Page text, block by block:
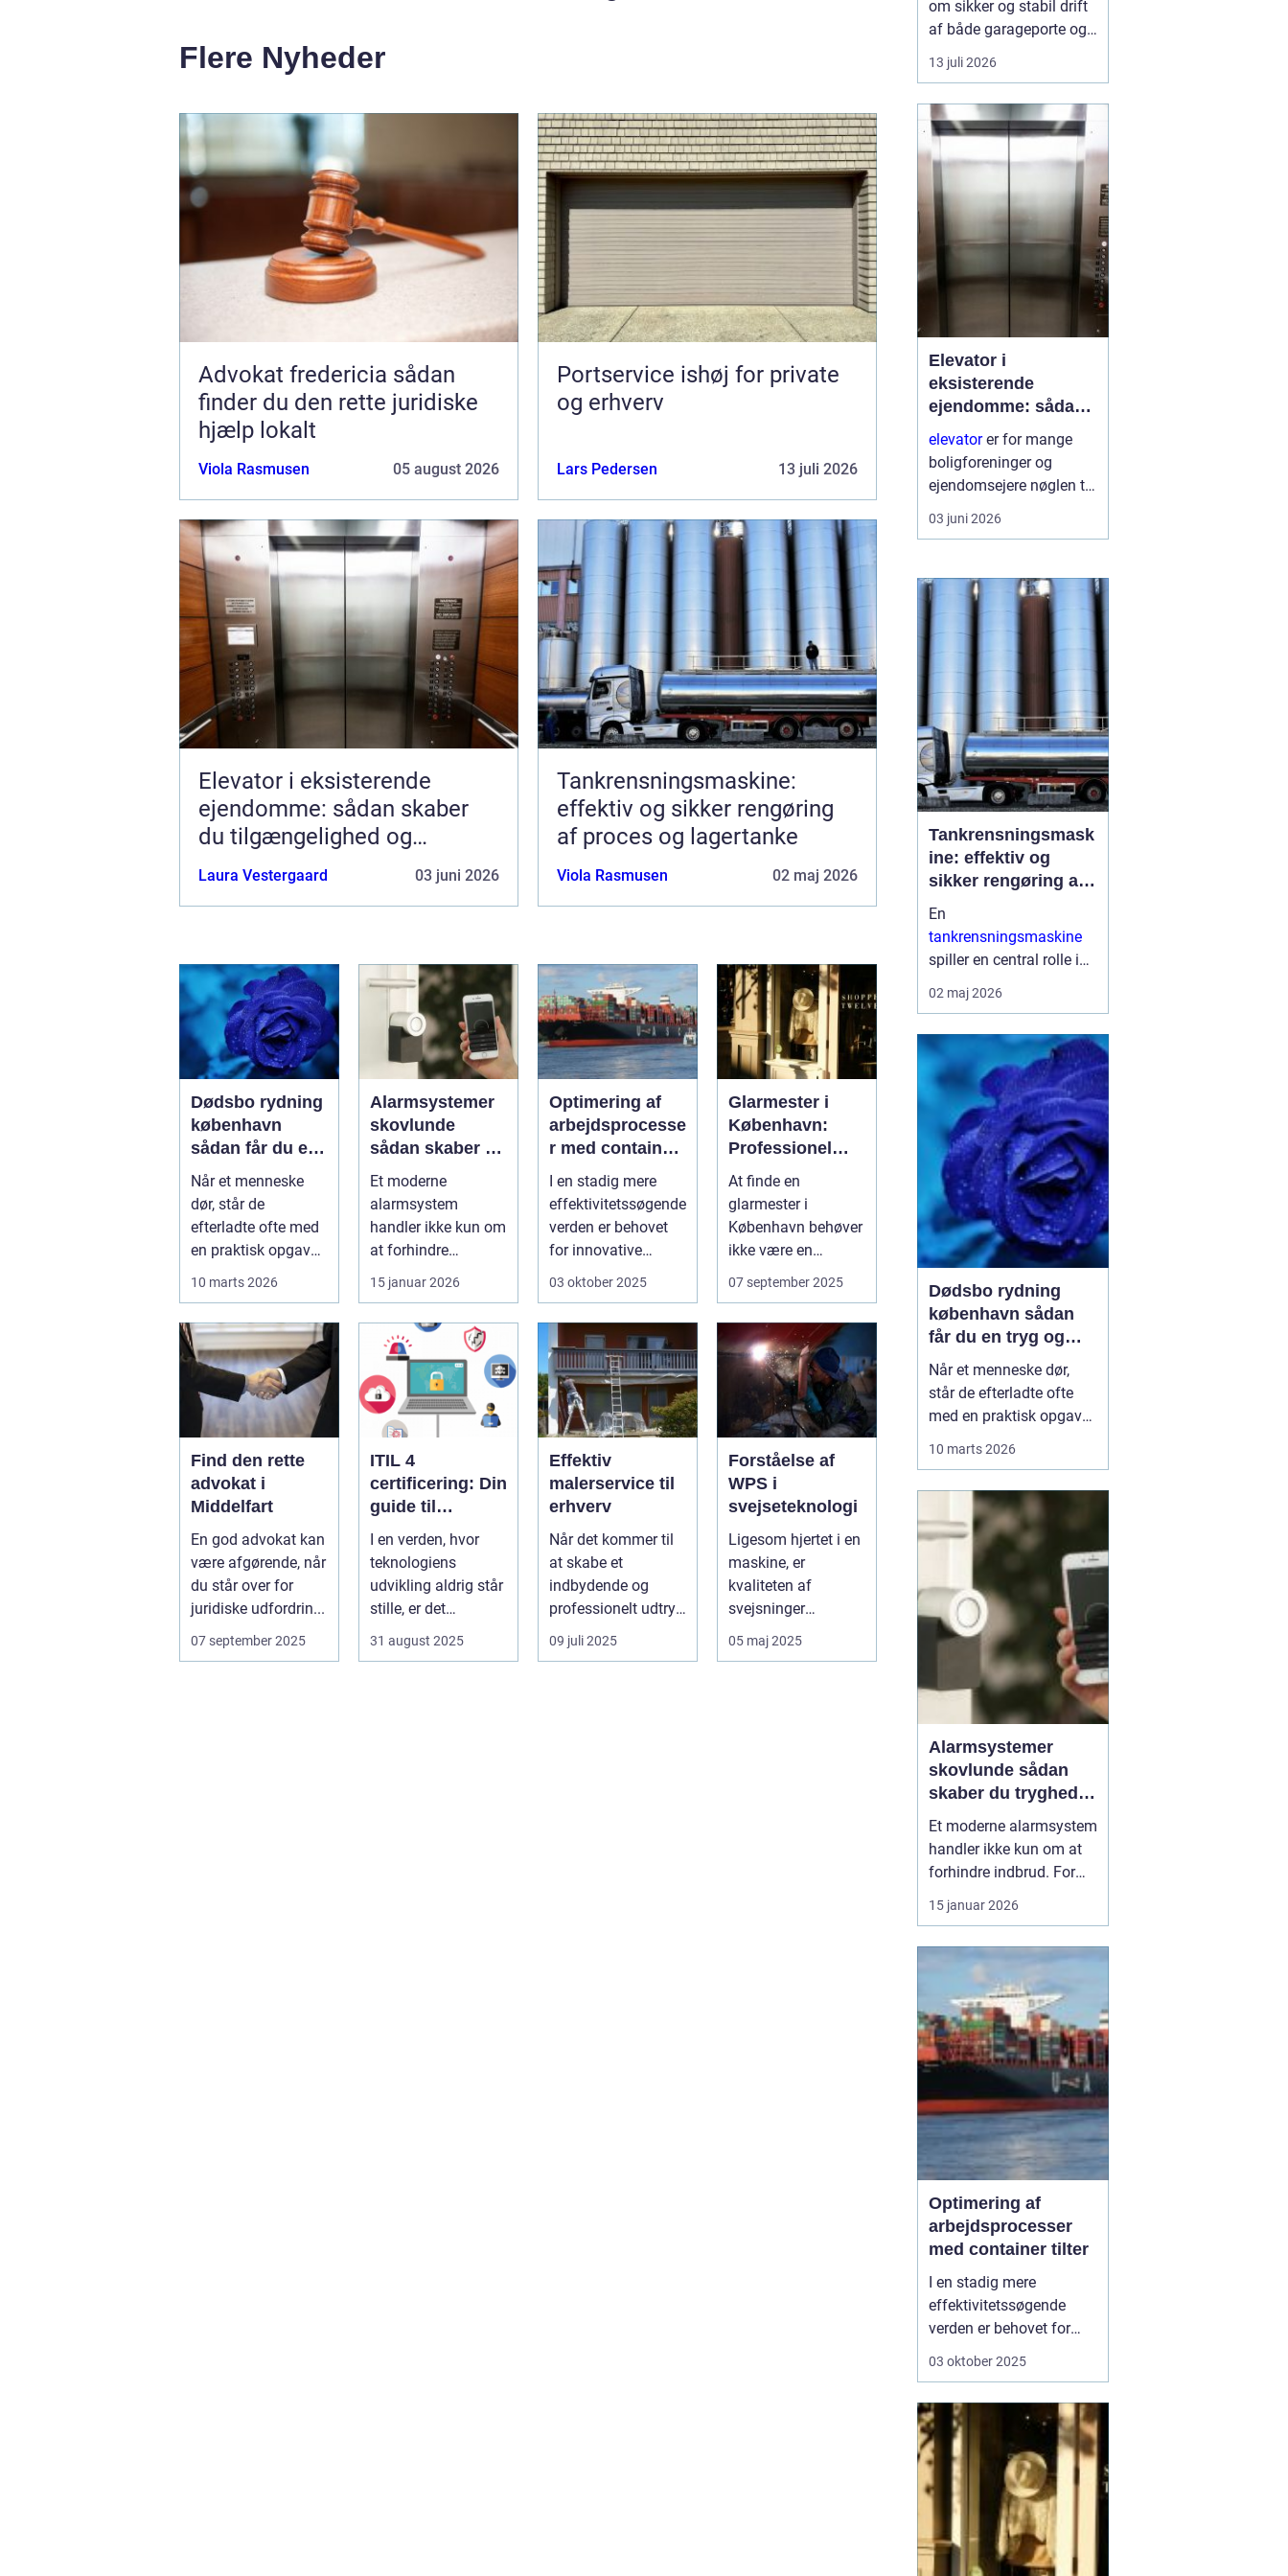
Flere Nyheder
Advokat fredericia sådan
finder du den rette juridiske
hjælp lokalt
Viola Rasmusen 05 august 2026
Portservice ishøj for private
og erhverv
Lars Pedersen 13 juli 2026
Elevator i eksisterende
ejendomme: sådan skaber
du tilgængelighed og
merværdi
Laura Vestergaard 03 juni 2026
Tankrensningsmaskine:
effektiv og sikker rengøring
af proces og lagertanke
Viola Rasmusen 02 maj 2026
Dødsbo rydning
københavn
sådan får du en
tryg og effektiv
løsning
Når et menneske
dør, står de
efterladte ofte med
en praktisk opgave,
10 marts 2026
Alarmsystemer
skovlunde
sådan skaber du
tryghed i
hverdagen
Et moderne
alarmsystem
handler ikke kun om
at forhindre
indbrud. For mange
familier og
virksomheder ...
15 januar 2026
Optimering af
arbejdsprocesse
r med container
tilter
I en stadig mere
effektivitetssøgende
verden er behovet
for innovative
løsninger, der ...
03 oktober 2025
Glarmester i
København:
Professionel
løsning til alle
behov
At finde en
glarmester i
København behøver
ikke være en
udfordrende
opgave. I en...
07 september 2025
Find den rette
advokat i
Middelfart
En god advokat kan
være afgørende, når
du står over for
juridiske udfordrin...
07 september 2025
ITIL 4
certificering: Din
guide til
fremtidens IT-
service
management
I en verden, hvor
teknologiens
udvikling aldrig står
stille, er det
b&ari...
31 august 2025
Effektiv
malerservice til
erhverv
Når det kommer til
at skabe et
indbydende og
professionelt udtryk
i erhvervslokaler, er
det af...
09 juli 2025
Forståelse af
WPS i
svejseteknologi
Ligesom hjertet i en
maskine, er
kvaliteten af
svejsninger
afgørende for
strukturel integrite...
05 maj 2025
om sikker og stabil drift
af både garageporte og
industriporte i området
omkring ishøj. Når en
optimalt, giver d...
13 juli 2026
Elevator i
eksisterende
ejendomme: sådan
skaber du
tilgængelighed og
merværdi
elevatorer for mange
boligforeninger og
ejendomsejere nøglen til
både bedre
tilgængelighed og en
ejendomsværdi. Når en
ældre opgang får
instal...
03 juni 2026
Tankrensningsmask
ine: effektiv og
sikker rengøring af
proces og
lagertanke
En
tankrensningsmaskine
spiller en central rolle i
mange industrier, hvor
hygiejne, sikkerhed og
Når tanke bruges til
fødevarer, pharma, kemi
eller på skibe, sti...
02 maj 2026
Dødsbo rydning
københavn sådan
får du en tryg og
effektiv løsning
Når et menneske dør,
står de efterladte ofte
med en praktisk opgave,
minder i hvert rum, og
samtidig presser
tidsfrister, skifteret og
måske et boligskifte på.
Her kan professionel
10 marts 2026
Alarmsystemer
skovlunde sådan
skaber du tryghed i
hverdagen
Et moderne alarmsystem
handler ikke kun om at
forhindre indbrud. For
mange familier og
virksomheder i
også om ro i maven, når
de forlader hjem eller
arbejdsplads. Med de
rette løsninger kan du
både forebygge ubudne
gæster, reage...
15 januar 2026
Optimering af
arbejdsprocesser
med container tilter
I en stadig mere
effektivitetssøgende
verden er behovet for
innovative løsninger, der
nogensinde.
En
container tilter er
en af
de l&o...
03 oktober 2025